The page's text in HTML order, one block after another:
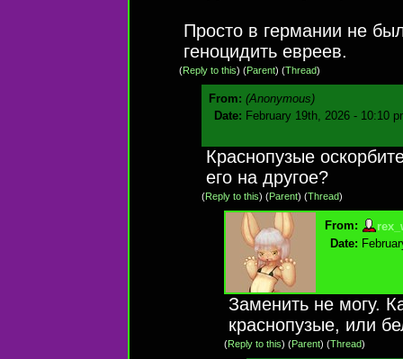
Просто в германии не
геноцидить евреев.
(Reply to this) (Parent) (Thread)
From: (Anonymous)
Date: February 19th, 2026 - 10:10
Краснопузые
его на другое?
(Reply to this) (Parent) (Thread)
From:
Date:
Заменить не могу.
краснопузые, или
(Reply to this) (Parent) (Thread)